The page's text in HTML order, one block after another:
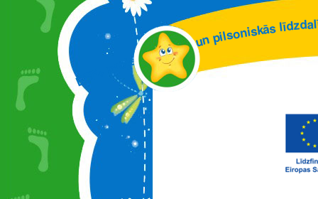
ES
jekts"STEMunpilsoniskāslīdzdal